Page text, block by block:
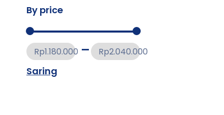
By price
Saring
Rp1.180.000 Rp2.040.000